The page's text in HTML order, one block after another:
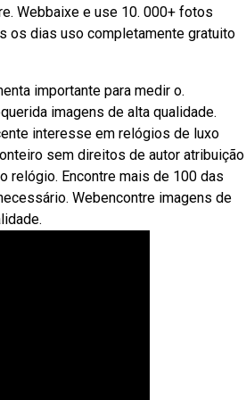
Webbaixe e use 10. 000+ fotos
os dias uso completamente gratuito
importante para medir o.
imagens de alta qualidade.
interesse em relógios de luxo
sem direitos de autor atribuição
relógio. Encontre mais de 100 das
Webencontre imagens de